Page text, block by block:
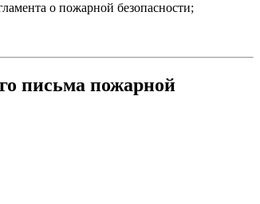
о пожарной безопасности;
письма пожарной